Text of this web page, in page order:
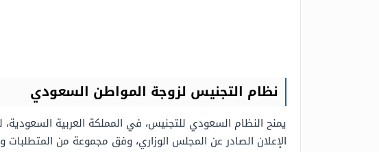
نظام التجنيس لزوجة المواطن السعودي
يمنح النظام السعودي للتجنيس، في المملكة العربية
الإعلان الصادر عن المجلس الوزاري، وفق مجموعة من المتطلبات